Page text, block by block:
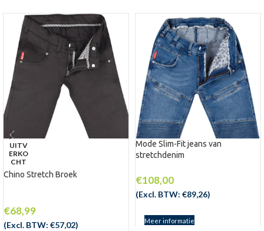
UITV
ERKO
CHT
Chino Stretch Broek
€68,99
(Excl. BTW: €57,02)
Mode Slim-Fit jeans van
stretchdenim
€108,00
(Excl. BTW: €89,26)
Meer informatie